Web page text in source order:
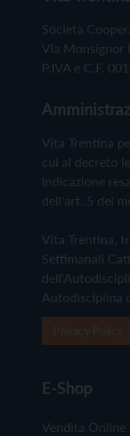
Società
Via Monsignor
P.IVA e C.F.
Vita Trentina
cui al decreto
Indicazione
dell'art. 5 del
Vita Trentina,
Settimanali
Autodisciplina
E-Shop
Vendita Online